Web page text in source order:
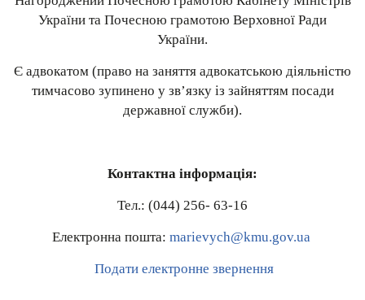
України та Почесною грамотою Верховної Ради
України.
Є адвокатом (право на заняття адвокатською діяльністю
тимчасово зупинено у зв’язку із зайняттям посади
державної служби).
Контактна інформація:
Тел.: (044) 256- 63-16
Електронна пошта: marievych@kmu.gov.ua
Подати електронне звернення